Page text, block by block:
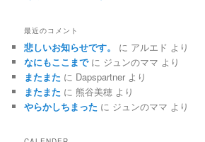
最近のコメント
悲しいお知らせです。 に アルエド より
なにもここまでに ジュンのママ より
またまた に Dapspartner より
またまた に 熊谷美穂 より
やらかしちまった に ジュンのママ より